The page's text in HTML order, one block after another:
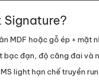
MDF hoặc gỗ ép + mặt
bạc đạn, độ căng đai và
light hạn chế truyền